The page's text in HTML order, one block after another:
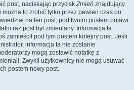
post, naciskając przyciskZmień znajdujący
to zrobić tylko przez pewien czas po
na ten post, pod twoim postem pojawi
raz post był zmieniany. Informacja ta
zamieścił pod tym postem kolejny post. Jeśli
informacja ta nie zostanie
mogą zostawić notatkę z
Zwykli użytkownicy nie mogą usuwać
postem nowy post.